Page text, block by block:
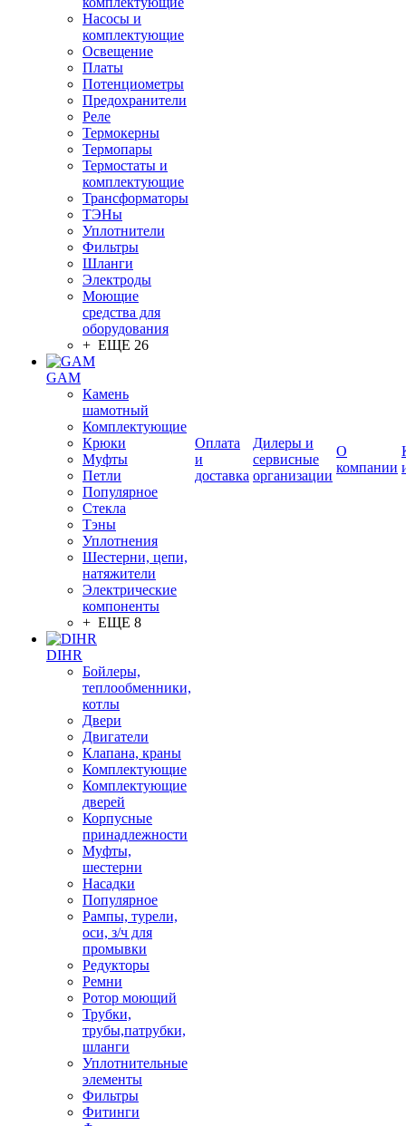
Насосы и
комплектующие
Освещение
Платы
Потенциометры
Предохранители
Реле
Термокерны
Термопары
Термостаты и
комплектующие
Трансформаторы
ТЭНы
Уплотнители
Фильтры
Шланги
Электроды
Моющие
средства для
оборудования
+ ЕЩЕ 26
GAM
Камень
шамотный
Комплектующие
Крюки
Муфты
Петли
Популярное
Стекла
Тэны
Уплотнения
Шестерни, цепи,
натяжители
Электрические
компоненты
+ ЕЩЕ 8
DIHR
Бойлеры,
теплообменники,
котлы
Двери
Двигатели
Клапана, краны
Комплектующие
Комплектующие
дверей
Корпусные
принадлежности
Муфты,
шестерни
Насадки
Популярное
Рампы, турели,
оси, з/ч для
промывки
Редукторы
Ремни
Ротор моющий
Трубки,
трубы,патрубки,
шланги
Уплотнительные
элементы
Фильтры
Фитинги
Оплата
и
доставка
Дилеры и
сервисные
организации
О
компании